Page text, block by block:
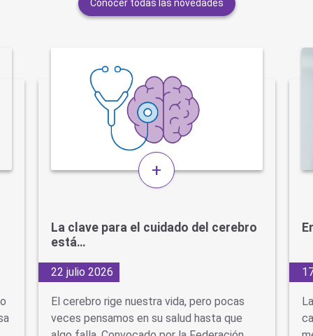
Conocer todas las novedades
+
La clave para el cuidado del cerebro
está…
22 julio 2026
El cerebro rige nuestra vida, pero pocas
veces pensamos en su salud hasta que